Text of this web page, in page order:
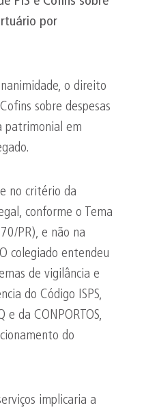
por
o direito
sobre despesas
patrimonial em
no critério da
conforme o Tema
PR), e não na
colegiado entendeu
de vigilância e
do Código ISPS,
e da CONPORTOS,
do
implicaria a